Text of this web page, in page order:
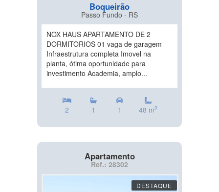
Boqueirão
Passo Fundo - RS
NOX HAUS APARTAMENTO DE 2
DORMITORIOS 01 vaga de garagem
Infraestrutura completa Imovel na
planta, ótima oportunidade para
investimento Academia, amplo...
2 1 1 48 m2
Apartamento
Ref.: 28302
DESTAQUE